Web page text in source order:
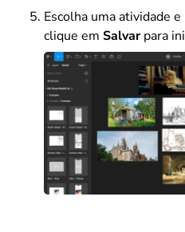
Escolha uma atividade
clique em Salvarpara